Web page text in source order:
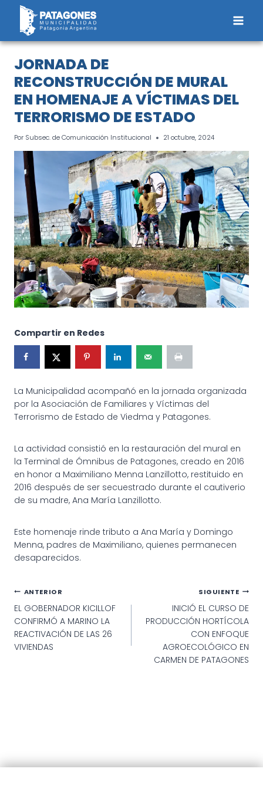
Saltar
contenido
JORNADA DE
RECONSTRUCCIÓN DE MURAL
EN HOMENAJE A VÍCTIMAS DEL
TERRORISMO DE ESTADO
Por Subsec. de Comunicación Institucional 21 octubre, 2024
Compartir en Redes
La Municipalidad acompañó en la jornada organizada
por la Asociación de Familiares y Víctimas del
Terrorismo de Estado de Viedma y Patagones.
La actividad consistió en la restauración del mural en
la Terminal de Ómnibus de Patagones, creado en 2016
en honor a Maximiliano Menna Lanzillotto, restituido en
2016 después de ser secuestrado durante el cautiverio
de su madre, Ana María Lanzillotto.
Este homenaje rinde tributo a Ana María y Domingo
Menna, padres de Maximiliano, quienes permanecen
desaparecidos.
Navegación
de
entradas
ANTERIOR
EL GOBERNADOR KICILLOF
CONFIRMÓ A MARINO LA
REACTIVACIÓN DE LAS 26
VIVIENDAS
SIGUIENTE
INICIÓ EL CURSO DE
PRODUCCIÓN HORTÍCOLA
CON ENFOQUE
AGROECOLÓGICO EN
CARMEN DE PATAGONES